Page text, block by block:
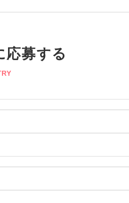
応募する